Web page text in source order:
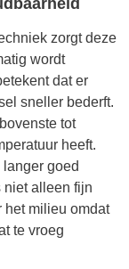
zorgt deze
wordt
dat er
sneller bederft.
tot
heeft.
goed
niet alleen fijn
het milieu omdat
te vroeg